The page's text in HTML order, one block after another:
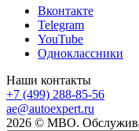
Вконтакте
Telegram
YouTube
Одноклассники
Наши контакты
+7 (499) 288-85-56
ae@autoexpert.ru
2026 © МВО.